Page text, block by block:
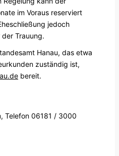
im Voraus reserviert
jedoch
Trauung.
Hanau, das etwa
zuständig ist,
bereit.
Telefon 06181 / 3000